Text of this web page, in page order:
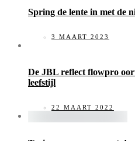
Spring de lente in met de
3 MAART 2023
De JBL reflect flowpro
leefstijl
22 MAART 2022